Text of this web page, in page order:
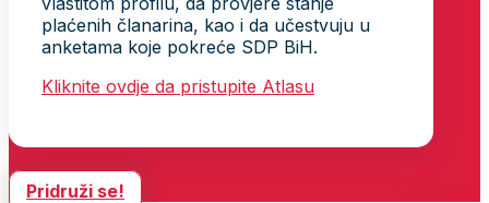
plaćenih članarina, kao i da učestvuju u
anketama koje pokreće SDP BiH.
Kliknite ovdje da pristupite Atlasu
Pridruži se!